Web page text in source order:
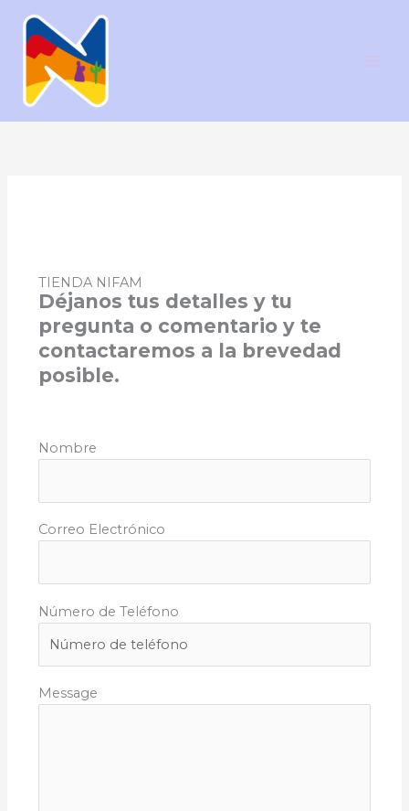
contenido
TIENDA NIFAM
Déjanos tus detalles y tu
pregunta o comentario y te
contactaremos a la brevedad
posible.
Nombre
Correo Electrónico
Número de Teléfono
Message